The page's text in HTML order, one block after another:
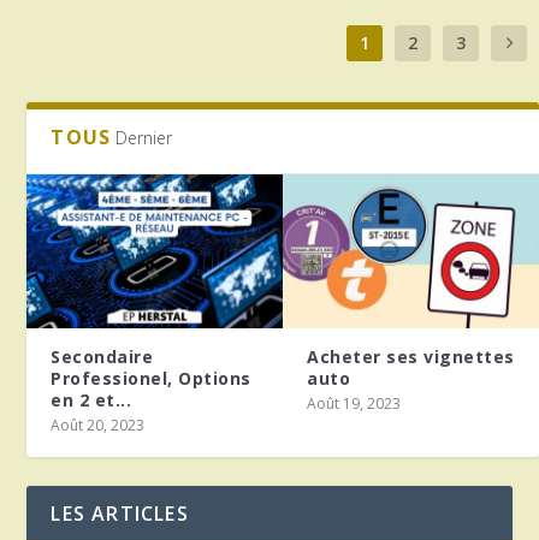
1 2 3
TOUS Dernier
Secondaire
Professionel, Options
en 2 et...
Août 20, 2023
Acheter ses vignettes
auto
Août 19, 2023
LES ARTICLES